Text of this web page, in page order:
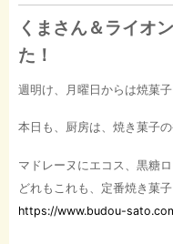
くまさん＆ライオ
た！
週明け、月曜日からは焼菓子
本日も、厨房は、焼き菓子
マドレーヌにエコス、黒糖
どれもこれも、定番焼き菓
https://www.budou-